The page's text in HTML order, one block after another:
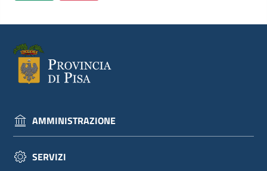
AMMINISTRAZIONE
SERVIZI